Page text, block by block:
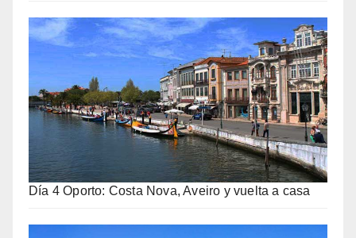
Día 4 Oporto: Costa Nova, Aveiro y vuelta a casa